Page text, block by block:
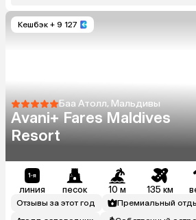
Кешбэк + 9 127
Баа Атолл, Мальдивы
Avani+ Fares Maldives
Resort
линия песок 10 м 135 км
Отзывы за этот год
Премиальный